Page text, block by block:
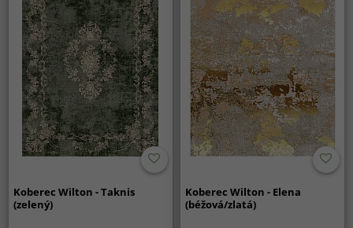
Koberec Wilton - Taknis
(zelený)
Koberec Wilton - Elena
(béžová/zlatá)